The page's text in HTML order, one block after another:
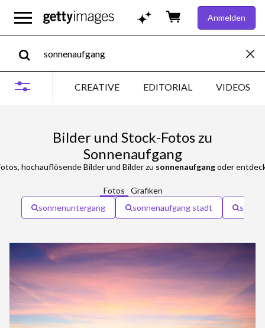
Anmelden
CREATIVE EDITORIAL VIDEOS
Bilder und Stock-Fotos zu
Sonnenaufgang
hochauflösende Bilder und Bilder zu sonnenaufgangoder
Fotos
Grafiken
sonnenuntergang
sonnenaufgang stadt